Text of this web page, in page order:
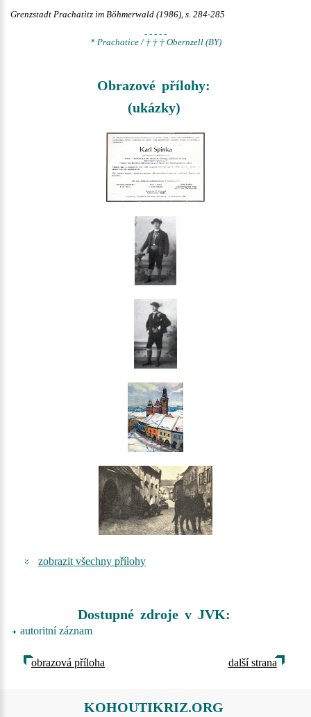
Grenzstadt Prachatitz im Böhmerwald (1986), s. 284-285
- - - - -
* Prachatice / † † † Obernzell (BY)
Obrazové přílohy:
(ukázky)
zobrazit všechny přílohy
Dostupné zdroje v JVK:
autoritní záznam
obrazová příloha další strana
KOHOUTIKRIZ.ORG